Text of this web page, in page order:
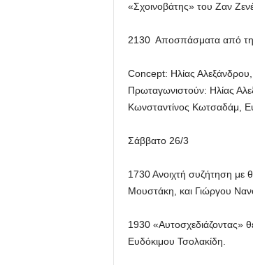
«Σχοινοβάτης» του Ζαν
2130 Αποσπάσματα από τη
Concept: Ηλίας
Πρωταγωνιστούν: Ηλίας
Κωνσταντίνος Κωτσαδάμ,
Σάββατο 26/3
1730 Ανοιχτή συζήτηση με
Μουστάκη, και Γιώργου
1930 «Αυτοσχεδιάζοντας»
Ευδόκιμου Τσολακίδη.